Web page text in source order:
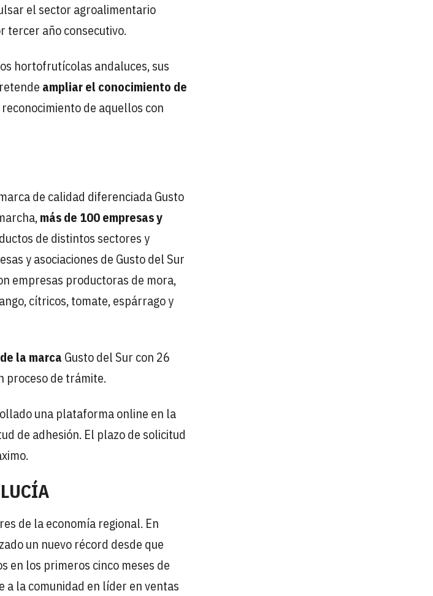
el sector agroalimentario
tercer año consecutivo.
hortofrutícolas andaluces, sus
ampliar el conocimiento de
de aquellos con
de calidad diferenciada Gusto
más de 100 empresas y
de distintos sectores y
y asociaciones de Gusto del Sur
empresas productoras de mora,
cítricos, tomate, espárrago y
de la marca Gusto del Sur con 26
proceso de trámite.
una plataforma online en la
de adhesión. El plazo de solicitud
de la economía regional. En
un nuevo récord desde que
en los primeros cinco meses de
a la comunidad en líder en ventas